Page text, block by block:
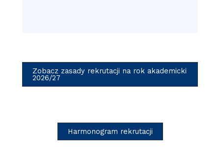
Zobacz zasady rekrutacji na rok akademicki
2026/27
Harmonogram rekrutacji